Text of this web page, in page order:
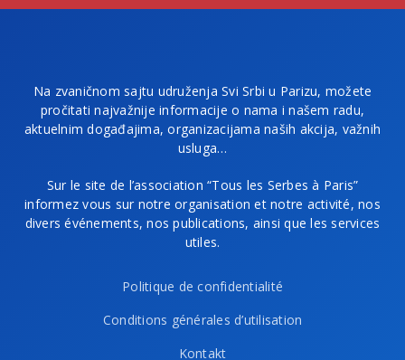
Na zvaničnom sajtu udruženja Svi Srbi u Parizu, možete
pročitati najvažnije informacije o nama i našem radu,
aktuelnim događajima, organizacijama naših akcija, važnih
usluga…
Sur le site de l’association “Tous les Serbes à Paris”
informez vous sur notre organisation et notre activité, nos
divers événements, nos publications, ainsi que les services
utiles.
Politique de confidentialité
Conditions générales d’utilisation
Kontakt